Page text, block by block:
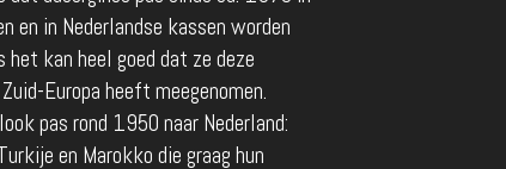
en in Nederlandse kassen worden
het kan heel goed dat ze deze
Europa heeft meegenomen.
pas rond 1950 naar Nederland:
en Marokko die graag hun